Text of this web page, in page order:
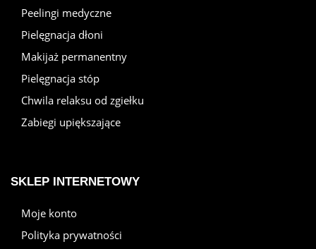
Peelingi medyczne
Pielęgnacja dłoni
Makijaż permanentny
Pielęgnacja stóp
Chwila relaksu od zgiełku
Zabiegi upiększające
SKLEP INTERNETOWY
Moje konto
Polityka prywatności